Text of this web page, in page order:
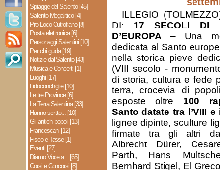
Spiagge del Salento [45]
Salento Megalitico [4]
Pro Loco Cutrofiano [8]
Posta elettronica [6]
Personaggi Salentini [10]
Per chi guida [19]
Notizie dal Salento [43]
Musica e Concerti [1]
Luoghi [17]
Lidoconchiglie [10]
Le tre Province [6]
La Terra Salentina [33]
Hanno scritto... [10]
Gli antichi popoli [13]
Francescani [12]
Fisco e Tasse [1]
Eventi [27]
Diamo Voce a... [65]
Corsi e Concorsi [8]
ILLEGIO
DI: 17 SECOLI DI
D’EUROPA – Una
dedicata al Santo
nella storica pieve
(VIII secolo -
di storia, cultura e fede
terra, crocevia di
esposte oltre 100
Santo datate tra l’VIII
lignee dipinte, sculture
firmate tra gli altri da
Albrecht Dürer,
Parth, Hans
Bernhard Stigel, El